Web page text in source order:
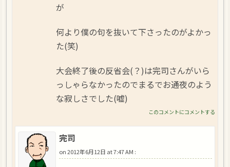
が
何より僕の句を抜いて下さったのがよかっ
た(笑)
大会終了後の反省会(？)は完司さんがいら
っしゃらなかったのでまるでお通夜のよう
な寂しさでした(嘘)
このコメントにコメントする
完司
on2012年6月12日 at 7:47 AM :